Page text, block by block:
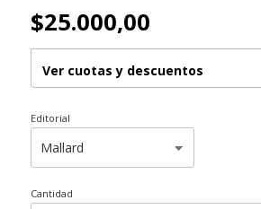
$25.000,00
Ver cuotas y descuentos
Editorial
Cantidad